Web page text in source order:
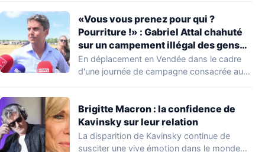
«Vous vous prenez pour qui ?
Pourriture !» : Gabriel Attal chahuté
sur un campement illégal des gens
du voyage
En déplacement en Vendée dans le cadre
d'une journée de campagne consacrée aux
Brigitte Macron : la confidence de
Kavinsky sur leur relation
La disparition de Kavinsky continue de
susciter une vive émotion dans le monde